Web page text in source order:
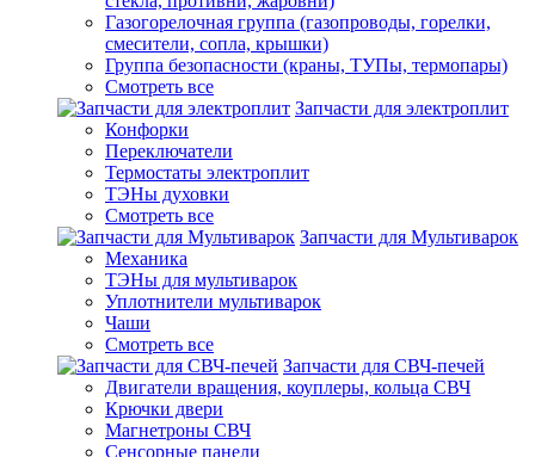
Газогорелочная группа (газопроводы, горелки,
смесители, сопла, крышки)
Группа безопасности (краны, ТУПы, термопары)
Смотреть все
Запчасти для электроплит
Конфорки
Переключатели
Термостаты электроплит
ТЭНы духовки
Смотреть все
Запчасти для Мультиварок
Механика
ТЭНы для мультиварок
Уплотнители мультиварок
Чаши
Смотреть все
Запчасти для СВЧ-печей
Двигатели вращения, коуплеры, кольца СВЧ
Крючки двери
Магнетроны СВЧ
Сенсорные панели